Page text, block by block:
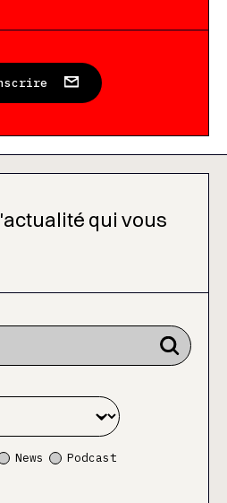
qui vous
News
Podcast